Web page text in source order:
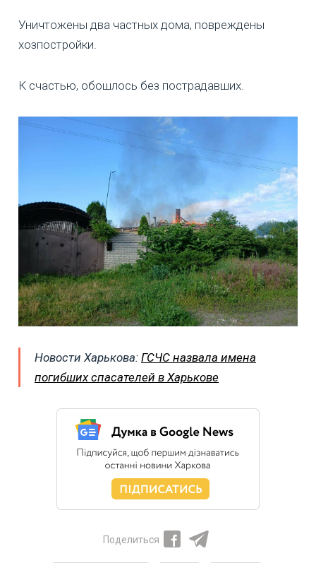
Уничтожены два частных дома, повреждены
хозпостройки.
К счастью, обошлось без пострадавших.
Новости Харькова: ГСЧС назвала имена
погибших спасателей в Харькове
Поделиться